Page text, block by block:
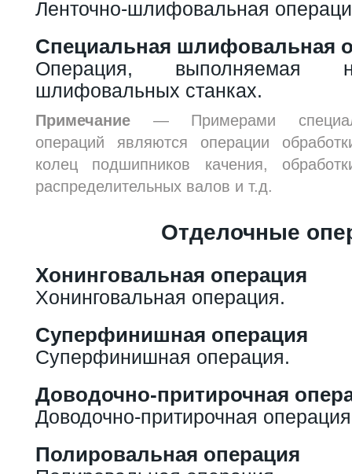
Ленточно-шлифовальная
Специальная шлифовальная
Операция, выполняемая
шлифовальных станках.
Примечание — Примерами
операций являются операции
колец подшипников качения,
распределительных валов и т.д.
Отделочные
Хонинговальная операция
Хонинговальная операция.
Суперфинишная операция
Суперфинишная операция.
Доводочно-притирочная
Доводочно-притирочная
Полировальная операция